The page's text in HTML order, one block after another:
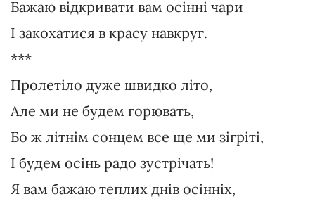
Бажаю відкривати вам осінні чари
І закохатися в красу навкруг.
***
Пролетіло дуже швидко літо,
Але ми не будем горювать,
Бо ж літнім сонцем все ще ми зігріті,
І будем осінь радо зустрічать!
Я вам бажаю теплих днів осінніх,